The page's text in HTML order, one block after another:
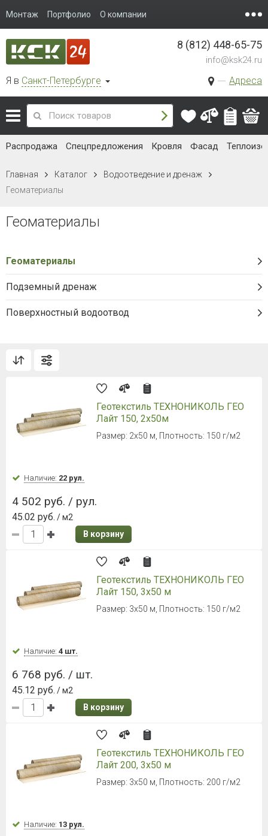
Монтаж Портфолио О компании
Я в Санкт-Петербурге Адреса
8 (812) 448-65-75
info@ksk24.ru
Распродажа Спецпредложения Кровля Фасад
Главная Каталог
Водоотведение и дренаж
Геоматериалы
Геоматериалы
Геоматериалы
Подземный дренаж
Поверхностный водоотвод
Геотекстиль ТЕХНОНИКОЛЬ ГЕО
Лайт 150, 2х50м
Размер: 2х50 м, Плотность: 150 г/м2
Наличие: 22 рул.
4 502 руб. / рул.
45.02 руб. / м2
В корзину
Геотекстиль ТЕХНОНИКОЛЬ ГЕО
Лайт 150, 3х50 м
Размер: 3х50 м, Плотность: 150 г/м2
Наличие: 4 шт.
6 768 руб. / шт.
45.12 руб. / м2
В корзину
Геотекстиль ТЕХНОНИКОЛЬ ГЕО
Лайт 200, 3х50 м
Размер: 3х50 м, Плотность: 200 г/м2
Наличие: 13 рул.